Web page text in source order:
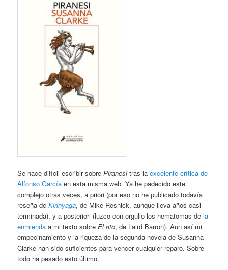
Se hace difícil escribir sobrePiranesitras laexcelente crítica de
Alfonso García en esta misma web. Ya he padecido este
complejo otras veces, a priori (por eso no he publicado todavía
reseña deKirinyaga, de Mike Resnick, aunque lleva años casi
terminada), y a posteriori (luzco con orgullo los hematomas dela
enmienda a mi texto sobreEl rito, de Laird Barron). Aun así mi
empecinamiento y la riqueza de la segunda novela de Susanna
Clarke han sido suficientes para vencer cualquier reparo. Sobre
todo ha pesado esto último.